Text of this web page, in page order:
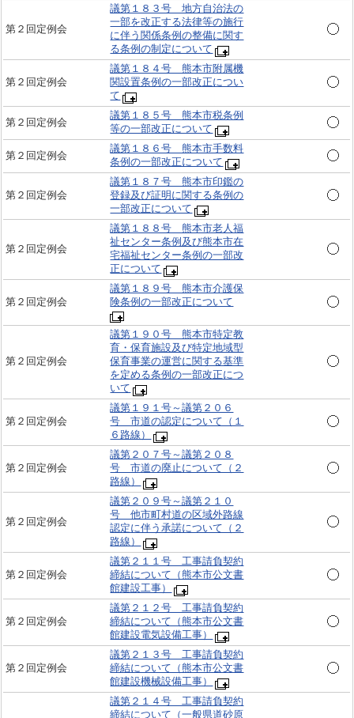
第２回定例会
議第１８３号 地方自治法の
一部を改正する法律等の施行
に伴う関係条例の整備に関す
る条例の制定について
第２回定例会
議第１８４号 熊本市附属機
関設置条例の一部改正につい
て
第２回定例会
議第１８５号 熊本市税条例
等の一部改正について
第２回定例会
議第１８６号 熊本市手数料
条例の一部改正について
第２回定例会
議第１８７号 熊本市印鑑の
登録及び証明に関する条例の
一部改正について
第２回定例会
議第１８８号 熊本市老人福
祉センター条例及び熊本市在
宅福祉センター条例の一部改
正について
第２回定例会
議第１８９号 熊本市介護保
険条例の一部改正について
第２回定例会
議第１９０号 熊本市特定教
育・保育施設及び特定地域型
保育事業の運営に関する基準
を定める条例の一部改正につ
いて
第２回定例会
議第１９１号～議第２０６
号 市道の認定について（１
６路線）
第２回定例会
議第２０７号～議第２０８
号 市道の廃止について（２
路線）
第２回定例会
議第２０９号～議第２１０
号 他市町村道の区域外路線
認定に伴う承諾について（２
路線）
第２回定例会
議第２１１号 工事請負契約
締結について（熊本市公文書
館建設工事）
第２回定例会
議第２１２号 工事請負契約
締結について（熊本市公文書
館建設電気設備工事）
第２回定例会
議第２１３号 工事請負契約
締結について（熊本市公文書
館建設機械設備工事）
議第２１４号 工事請負契約
締結について（一般県道砂原